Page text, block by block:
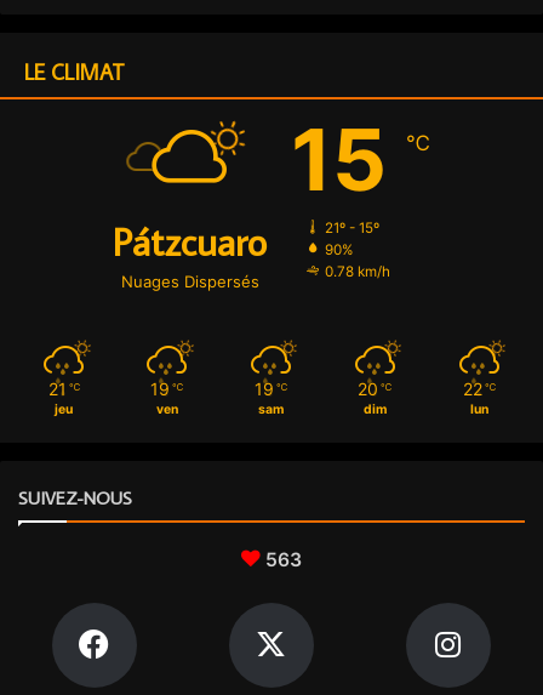
LE CLIMAT
Pátzcuaro
Nuages Dispersés
15 ℃
21º - 15º
90%
0.78 km/h
21 ℃
jeu
19 ℃
ven
19 ℃
sam
20 ℃
dim
22 ℃
lun
SUIVEZ-NOUS
563